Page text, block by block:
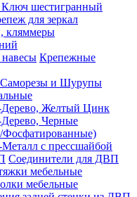
шестигранный
для зеркал
кляммеры
Крепежные
Саморезы и Шурупы
Желтый Цинк
Черные
с прессшайбой
Соединители для ДВП
мебельные
мебельные